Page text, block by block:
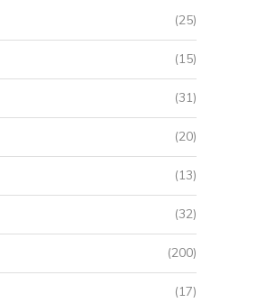
(25)
(15)
(31)
(20)
(13)
(32)
(200)
(17)